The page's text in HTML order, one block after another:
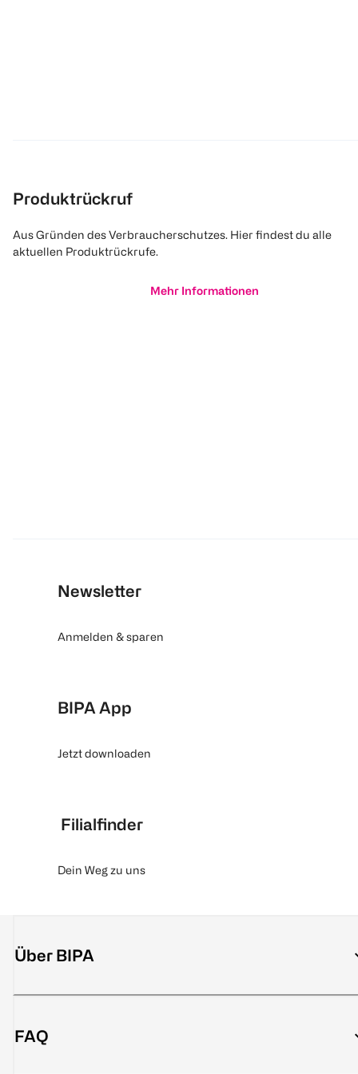
Produktrückruf
Aus Gründen des Verbraucherschutzes. Hier findest du alle
aktuellen Produktrückrufe.
Mehr Informationen
Newsletter
Anmelden & sparen
BIPA App
Jetzt downloaden
Filialfinder
Dein Weg zu uns
Über BIPA
FAQ